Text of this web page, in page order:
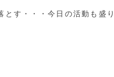
す・・・今日の活動も盛